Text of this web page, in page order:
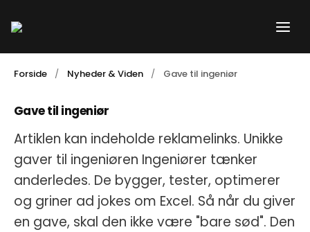
indholdet
Forside Nyheder & Viden Gave til ingeniør
Gave til ingeniør
Artiklen kan indeholde reklamelinks. Unikke
gaver til ingeniøren Ingeniører tænker
anderledes. De bygger, tester, optimerer
og griner ad jokes om Excel. Så når du giver
en gave, skal den ikke være "bare sød". Den